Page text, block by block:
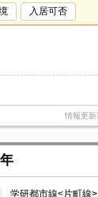
入居可否
情報更新
学研都市線<片町線